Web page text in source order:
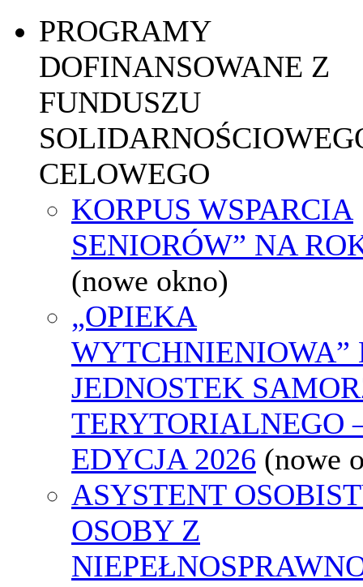
PROGRAMY
DOFINANSOWANE Z
FUNDUSZU
CELOWEGO
KORPUS WSPARCIA
SENIORÓW” NA
(nowe okno)
„OPIEKA
WYTCHNIENIOWA”
JEDNOSTEK
TERYTORIALNEGO
EDYCJA 2026 (nowe
ASYSTENT
OSOBY Z